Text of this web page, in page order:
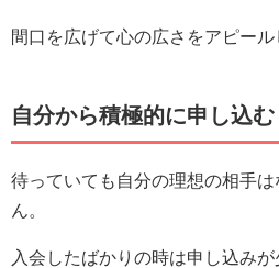
間口を広げて心の広さをアピール
自分から積極的に申し込む
待っていても自分の理想の相手
ん。
入会したばかりの時は申し込みが